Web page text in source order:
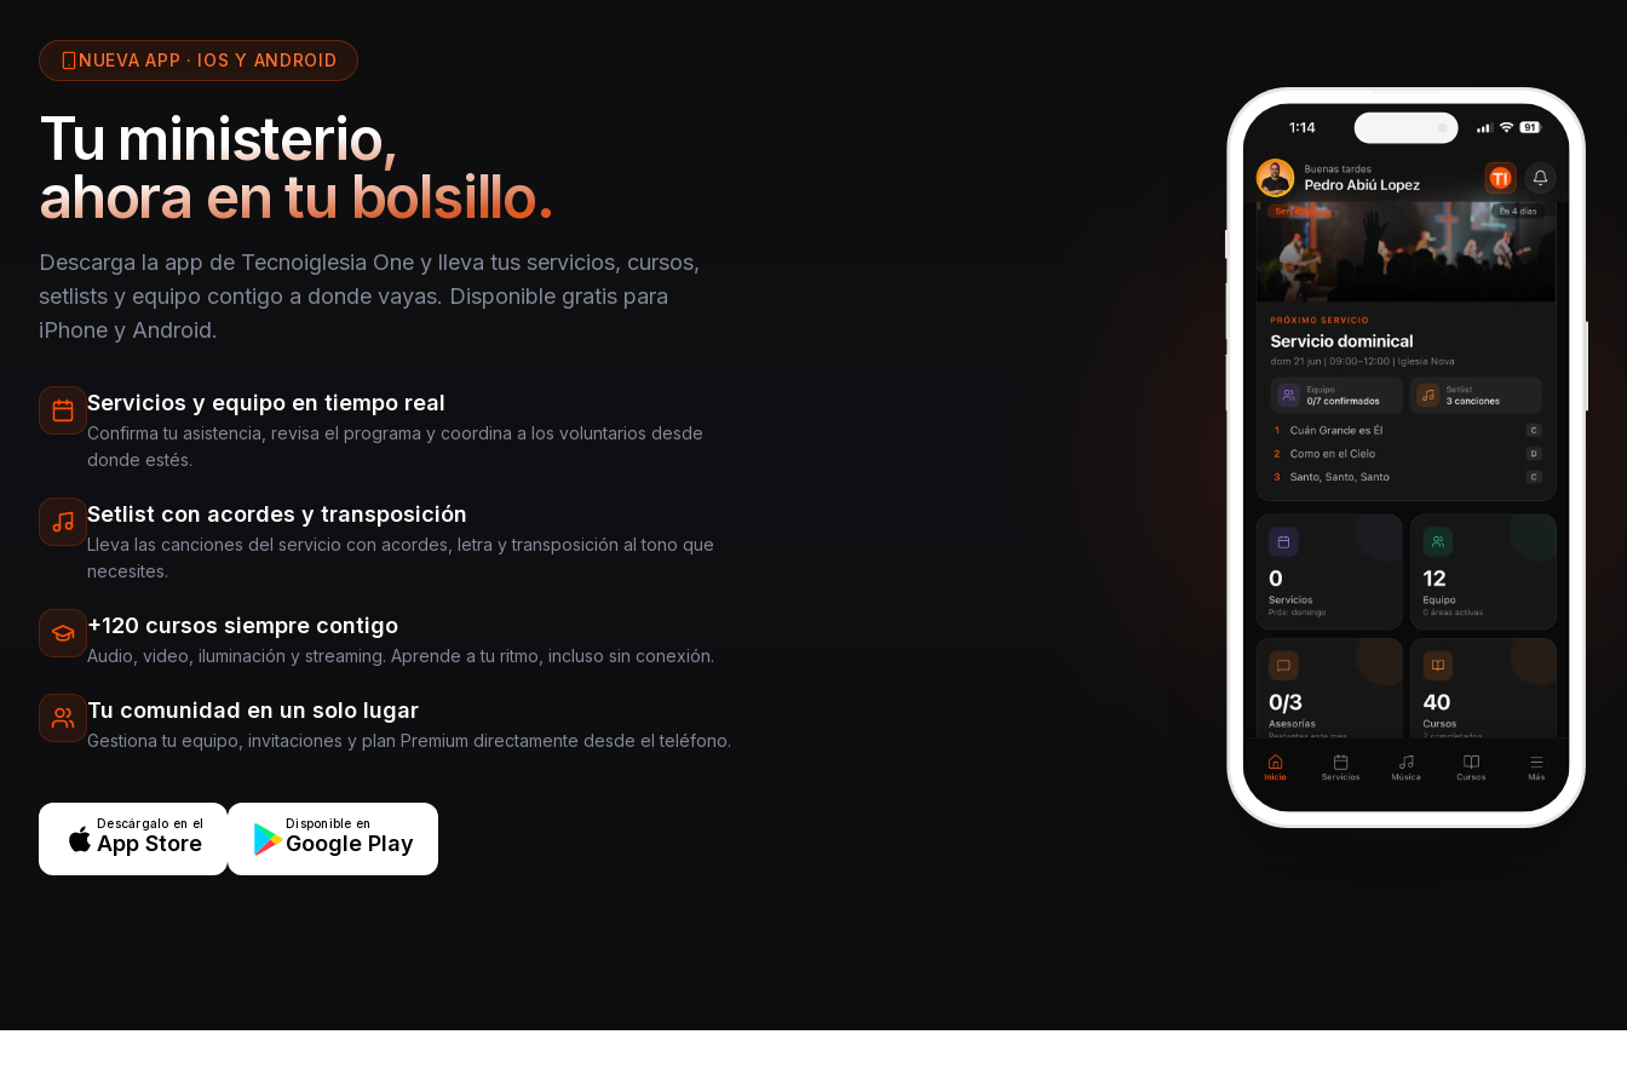
NUEVA APP · IOS Y ANDROID
Tu ministerio,
ahora en tu bolsillo.
Descarga la app de Tecnoiglesia One y lleva tus servicios, cursos,
setlists y equipo contigo a donde vayas. Disponible gratis para
iPhone y Android.
Servicios y equipo en tiempo real
Confirma tu asistencia, revisa el programa y coordina a los voluntarios desde
donde estés.
Setlist con acordes y transposición
Lleva las canciones del servicio con acordes, letra y transposición al tono que
necesites.
+120 cursos siempre contigo
Audio, video, iluminación y streaming. Aprende a tu ritmo, incluso sin conexión.
Tu comunidad en un solo lugar
Gestiona tu equipo, invitaciones y plan Premium directamente desde el teléfono.
Descárgalo en el
App Store
Disponible en
Google Play